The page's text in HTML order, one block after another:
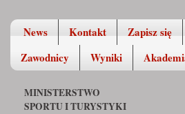
News Kontakt Zapisz się
Zawodnicy
Wyniki
MINISTERSTWO
SPORTU I TURYSTYKI